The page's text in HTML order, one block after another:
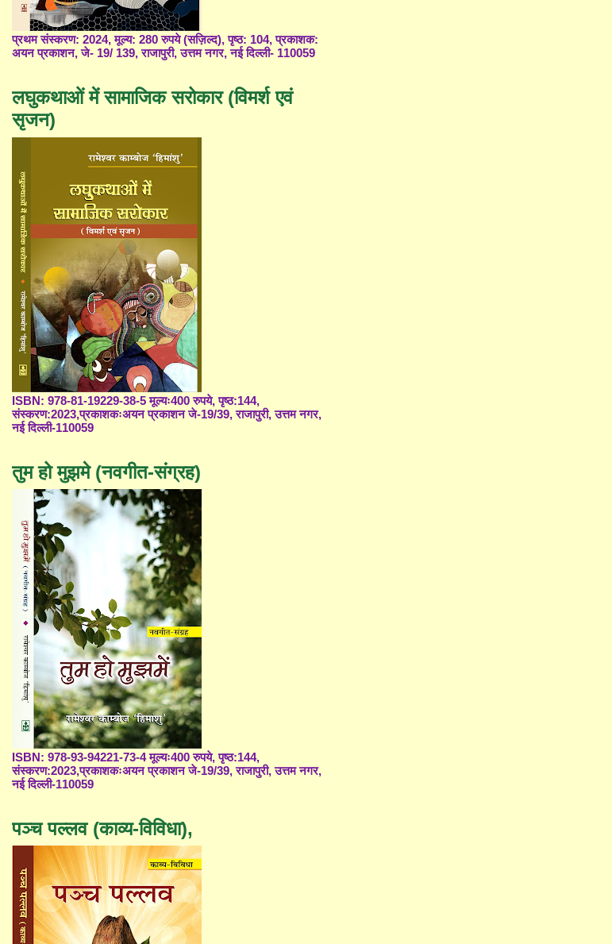
प्रथम संस्करण: 2024, मूल्य: 280 रुपये (सज़िल्द), पृष्ठ: 104, प्रकाशक:
अयन प्रकाशन, जे- 19/ 139, राजापुरी, उत्तम नगर, नई दिल्ली- 110059
लघुकथाओं में सामाजिक सरोकार (विमर्श एवं
सृजन)
ISBN: 978-81-19229-38-5 मूल्यः400 रुपये, पृष्ठ:144,
संस्करण:2023,प्रकाशकःअयन प्रकाशन जे-19/39, राजापुरी, उत्तम नगर,
नई दिल्ली-110059
तुम हो मुझमे (नवगीत-संग्रह)
ISBN: 978-93-94221-73-4 मूल्यः400 रुपये, पृष्ठ:144,
संस्करण:2023,प्रकाशकःअयन प्रकाशन जे-19/39, राजापुरी, उत्तम नगर,
नई दिल्ली-110059
पञ्च पल्लव (काव्य-विविधा),